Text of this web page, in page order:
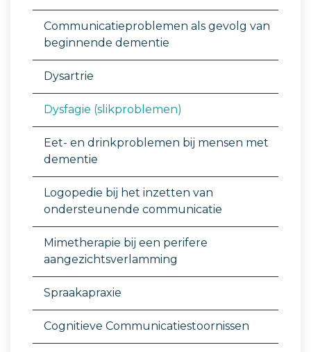
Communicatieproblemen als gevolg van
beginnende dementie
Dysartrie
Dysfagie (slikproblemen)
Eet- en drinkproblemen bij mensen met
dementie
Logopedie bij het inzetten van
ondersteunende communicatie
Mimetherapie bij een perifere
aangezichtsverlamming
Spraakapraxie
Cognitieve Communicatiestoornissen